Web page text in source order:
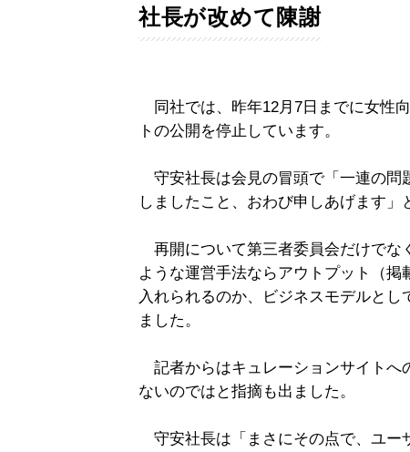
社長が改めて陳謝
同社では、昨年12月7日までに女性
トの公開を停止しています。
守安社長は会見の冒頭で「一連の問
しましたこと、おわび申しあげます」
再開について第三者委員会だけでな
ような運営手法ならアウトプット（
入れられるのか、ビジネスモデルと
ました。
記者からはキュレーションサイトへ
ないのではと指摘も出ました。
守安社長は「まさにその点で、ユー